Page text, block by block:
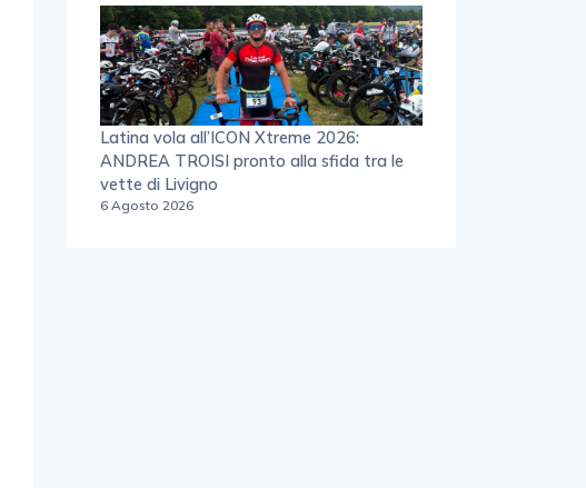
Latina vola all’ICON Xtreme 2026:
ANDREA TROISI pronto alla sfida tra le
vette di Livigno
6 Agosto 2026